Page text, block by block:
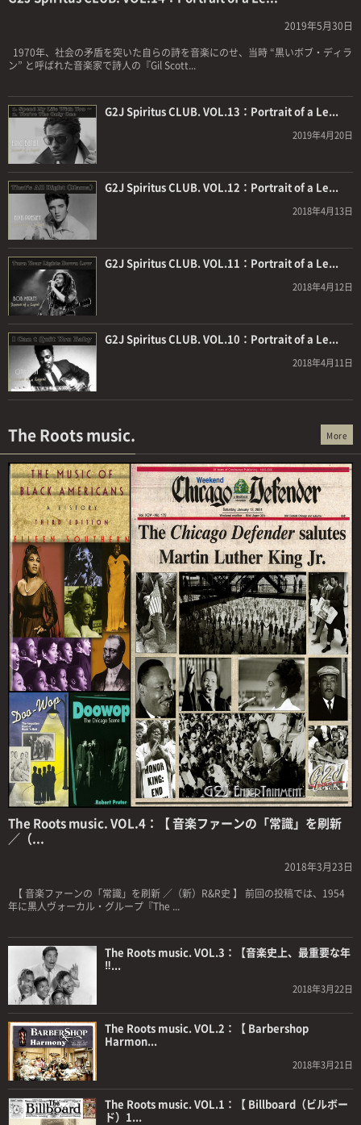
2019年5月30日
1970年、社会の矛盾を突いた自らの詩を音楽にのせ、当時 “黒いボブ・ディラ
ン” と呼ばれた音楽家で詩人の『Gil Scott...
G2J Spiritus CLUB. VOL.13：Portrait of a Le...
2019年4月20日
G2J Spiritus CLUB. VOL.12：Portrait of a Le...
2018年4月13日
G2J Spiritus CLUB. VOL.11：Portrait of a Le...
2018年4月12日
G2J Spiritus CLUB. VOL.10：Portrait of a Le...
2018年4月11日
The Roots music.
The Roots music. VOL.4：【 音楽ファーンの「常識」を刷新
／（...
2018年3月23日
【 音楽ファーンの「常識」を刷新 ／（新）R&R史 】 前回の投稿では、1954
年に黒人ヴォーカル・グループ『The ...
The Roots music. VOL.3：【音楽史上、最重要な年
‼...
2018年3月22日
The Roots music. VOL.2：【 Barbershop
Harmon...
2018年3月21日
The Roots music. VOL.1：【 Billboard（ビルボー
ド）1...
More